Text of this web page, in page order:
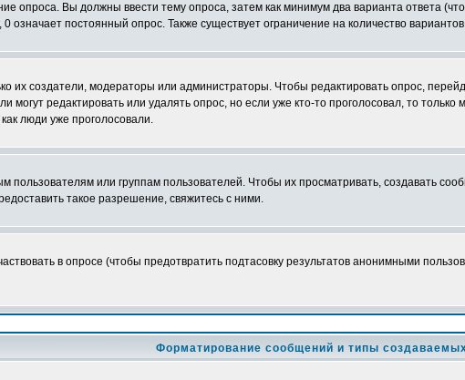
опроса. Вы должны ввести тему опроса, затем как минимум два варианта ответа
означает постоянный опрос. Также существует ограничение на количество
их создатели, модераторы или администраторы. Чтобы редактировать опрос,
могут редактировать или удалять опрос, но если уже кто-то проголосовал, то
люди уже проголосовали.
или группам пользователей. Чтобы их просматривать, создавать
такое разрешение, свяжитесь с ними.
в опросе (чтобы предотвратить подтасовку результатов анонимными
Форматирование сообщений и типы